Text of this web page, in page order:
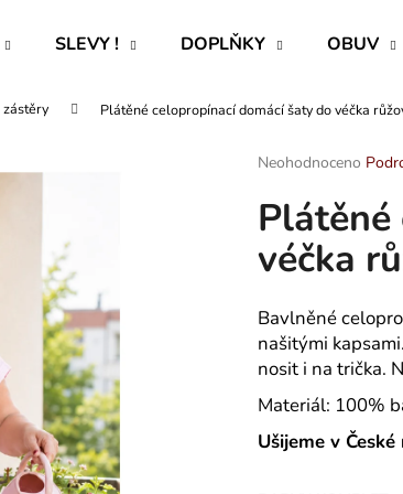
SLEVY ! DOPLŇKY OBUV
zástěry Plátěné celopropínací domácí šaty do véčka
Průměrné
produktu
je
z
hvězdiček.
Neohodnoceno
véčka
Bavlněné
našitými
nosit i na trička.
Materiál: 100%
Ušijeme v
Co potřebujete najít?
HLEDAT
Doporučujeme
TEPLÁKOVÝ KABÁT -